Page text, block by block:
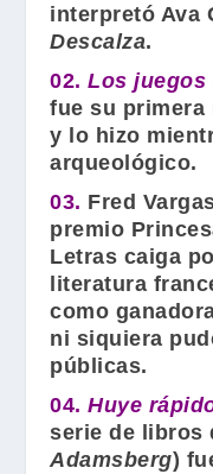
interpretó Ava
Descalza.
02. Los juegos
fue su primera
y lo hizo
arqueológico.
03. Fred
premio
Letras caiga
literatura
como
ni siquiera
públicas.
04. Huye
serie de libros
Adamsberg)